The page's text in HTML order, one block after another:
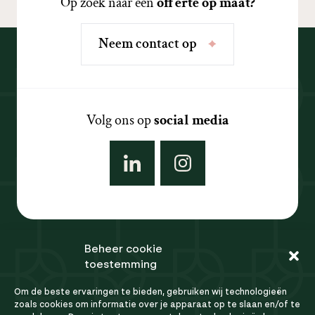
Beheer cookie
toestemming
Om de beste ervaringen te bieden, gebruiken wij technologieën
zoals cookies om informatie over je apparaat op te slaan en/of te
Neemcontactop
Volg ons opsocial media
Ons team
FAQ